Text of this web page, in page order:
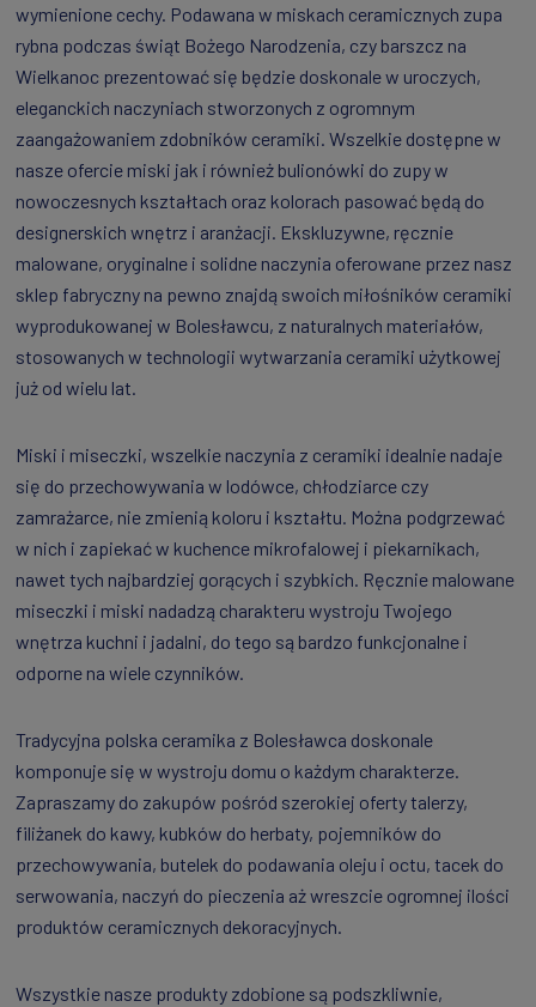
wymienione cechy. Podawana w miskach ceramicznych zupa
rybna podczas świąt Bożego Narodzenia, czy barszcz na
Wielkanoc prezentować się będzie doskonale w uroczych,
eleganckich naczyniach stworzonych z ogromnym
zaangażowaniem zdobników ceramiki. Wszelkie dostępne w
nasze ofercie miski jak i również bulionówki do zupy w
nowoczesnych kształtach oraz kolorach pasować będą do
designerskich wnętrz i aranżacji. Ekskluzywne, ręcznie
malowane, oryginalne i solidne naczynia oferowane przez nasz
sklep fabryczny na pewno znajdą swoich miłośników ceramiki
wyprodukowanej w Bolesławcu, z naturalnych materiałów,
stosowanych w technologii wytwarzania ceramiki użytkowej
już od wielu lat.
Miski i miseczki, wszelkie naczynia z ceramiki idealnie nadaje
się do przechowywania w lodówce, chłodziarce czy
zamrażarce, nie zmienią koloru i kształtu. Można podgrzewać
w nich i zapiekać w kuchence mikrofalowej i piekarnikach,
nawet tych najbardziej gorących i szybkich. Ręcznie malowane
miseczki i miski nadadzą charakteru wystroju Twojego
wnętrza kuchni i jadalni, do tego są bardzo funkcjonalne i
odporne na wiele czynników.
Tradycyjna polska ceramika z Bolesławca doskonale
komponuje się w wystroju domu o każdym charakterze.
Zapraszamy do zakupów pośród szerokiej oferty talerzy,
filiżanek do kawy, kubków do herbaty, pojemników do
przechowywania, butelek do podawania oleju i octu, tacek do
serwowania, naczyń do pieczenia aż wreszcie ogromnej ilości
produktów ceramicznych dekoracyjnych.
Wszystkie nasze produkty zdobione są podszkliwnie,